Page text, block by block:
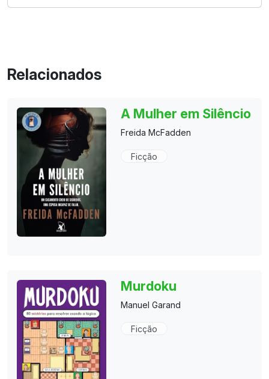
Relacionados
A Mulher em Silêncio
Freida McFadden
Ficção
Murdoku
Manuel Garand
Ficção